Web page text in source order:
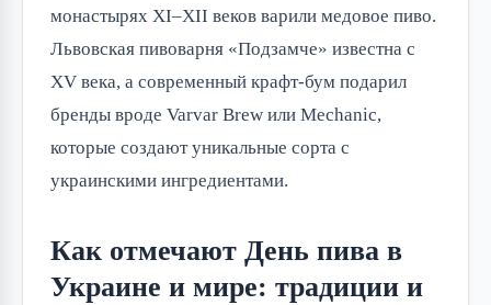
монастырях XI–XII веков варили медовое пиво.
Львовская пивоварня «Подзамче» известна с
XV века, а современный крафт-бум подарил
бренды вроде Varvar Brew или Mechanic,
которые создают уникальные сорта с
украинскими ингредиентами.
Как отмечают День пива в
Украине и мире: традиции и